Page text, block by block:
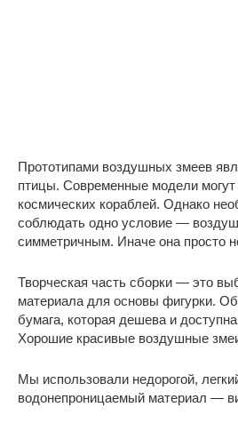
Прототипами воздушных змеев
птицы. Современные модели
космических кораблей. Однако
соблюдать одно условие —
симметричным. Иначе она просто
Творческая часть сборки — это
материала для основы фигурки.
бумага, которая дешева и
Хорошие красивые воздушные
Мы использовали недорогой,
водонепроницаемый материал —